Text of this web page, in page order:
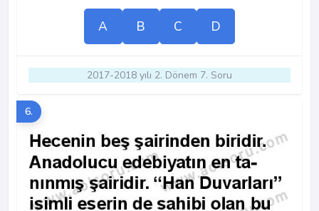
A B C D
2017-2018 yılı 2. Dönem 7. Soru
6.